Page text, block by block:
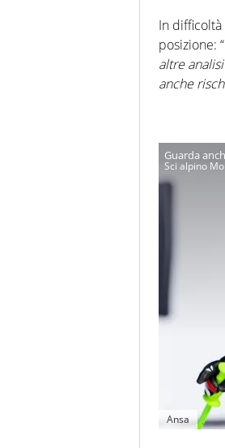
In difficoltà
posizione: “
altre
anche
Sci alpino
Ansa